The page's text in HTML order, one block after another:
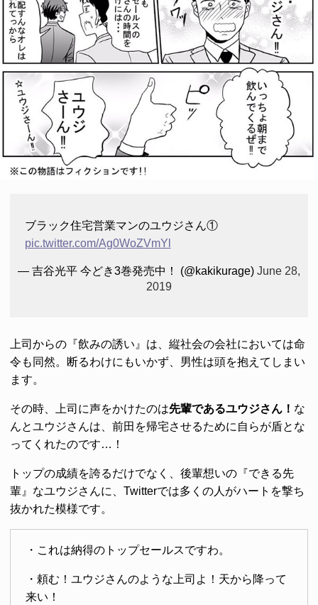
ブラック住宅営業マンのユウジさん①
pic.twitter.com/Ag0WoZVmYl
— 吉谷光平 今どき3巻発売中！ (@kakikurage) June 28,
2019
上司からの『飲みの誘い』は、縦社会の会社においては命
令も同然。断るわけにもいかず、男性は頭を抱えてしまい
ます。
その時、上司に声をかけたのは先輩であるユウジさん！ な
んとユウジさんは、前田を帰宅させるために自らが盾とな
ってくれたのです…！
トップの成績を誇るだけでなく、後輩想いの『できる先
輩』なユウジさんに、Twitterでは多くの人がハートを撃ち
抜かれた模様です。
・これは納得のトップセールスですわ。
・頼む！ユウジさんのような上司よ！天から降って
来い！